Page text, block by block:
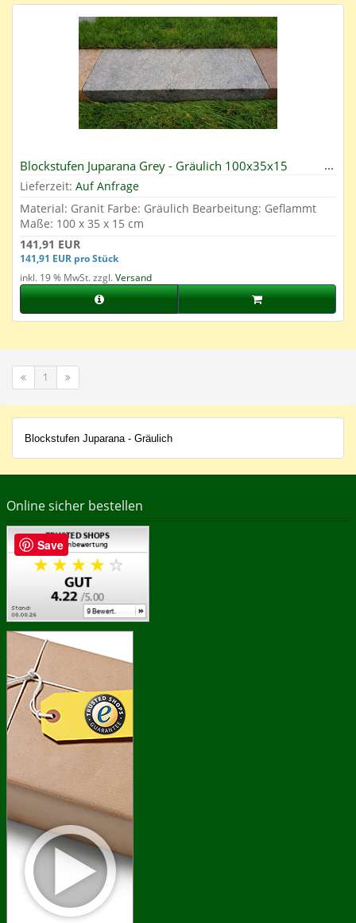
Blockstufen Juparana Grey - Gräulich 100x35x15
Lieferzeit: Auf Anfrage
Material: Granit Farbe: Gräulich Bearbeitung: Geflammt
Maße: 100 x 35 x 15 cm
141,91 EUR
141,91 EUR pro Stück
inkl. 19 % MwSt. zzgl.Versand
1
Blockstufen Juparana - Gräulich
Online sicher bestellen
Save